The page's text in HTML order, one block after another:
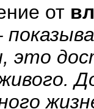
от
это